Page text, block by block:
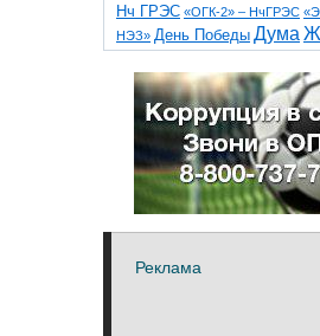
Нч ГРЭС «ОГК-2» – НчГРЭС
НЭЗ» День Победы Дума
НчГРЭС
благоустройство
детидороги казаки
общественная палата парк
спорт театр транспорт
Реклама